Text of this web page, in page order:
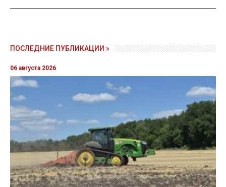
ПОСЛЕДНИЕ ПУБЛИКАЦИИ »
06 августа 2026